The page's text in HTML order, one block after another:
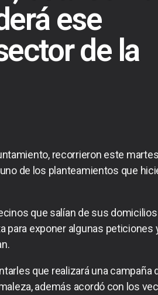
ese
de la
recorrieron este
de los planteamientos que
que salían de sus domicilios
para exponer algunas peticiones
que realizará una campaña
además acordó con los